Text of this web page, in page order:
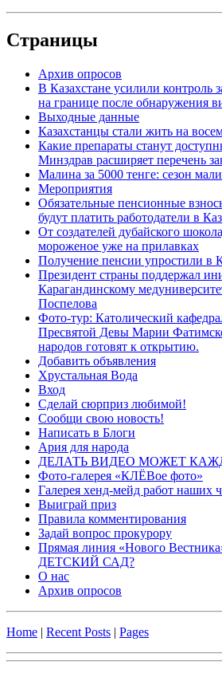
Страницы
Архив опросов
В Казахстане усилили контроль
на границе после обнаружения
Выходные данные
Казахстанцы стали жить на
Какие препараты станут
Минздрав расширяет перечень
Малина за 5000 тенге: сезон
Мероприятия
Обязательные пенсионные
будут платить работодатели в
От создателей дубайского
мороженое уже на прилавках
Получение пенсии упростили в
Президент страны поддержал
Карагандинскому
Поспелова
Фото-тур: Католический
Пресвятой Девы Марии
народов готовят к открытию.
Добавить объявления
Хрустальная Вода
Вход
Сделай сюрприз любимой!
Сообщи свою новость!
Написать в Блоги
Ария для народа
ДЕЛАТЬ ВИДЕО МОЖЕТ
Фото-галерея «КЛЁВое фото»
Галерея хенд-мейд работ наших
Выиграй приз
Правила комментирования
Задай вопрос прокурору
Прямая линия «Нового
ДЕТСКИЙ САД?
О нас
Архив опросов
Home | Recent Posts | Pages